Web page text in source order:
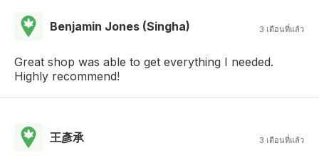
Benjamin Jones (Singha) 3 เดือนที่แล้ว
Great shop was able to get everything I needed.
Highly recommend!
王彥承 3 เดือนที่แล้ว